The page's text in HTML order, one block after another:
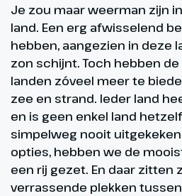
Je zou maar weerman zijn
land. Een erg afwisselend
hebben, aangezien in deze
zon schijnt. Toch hebben de
landen zóveel meer te
zee en strand. Ieder land
en is geen enkel land
simpelweg nooit
opties, hebben we de
een rij gezet. En daar zitten
verrassende plekken